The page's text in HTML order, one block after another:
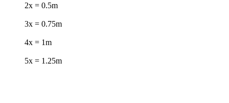
2x = 0.5m
3x = 0.75m
4x = 1m
5x = 1.25m